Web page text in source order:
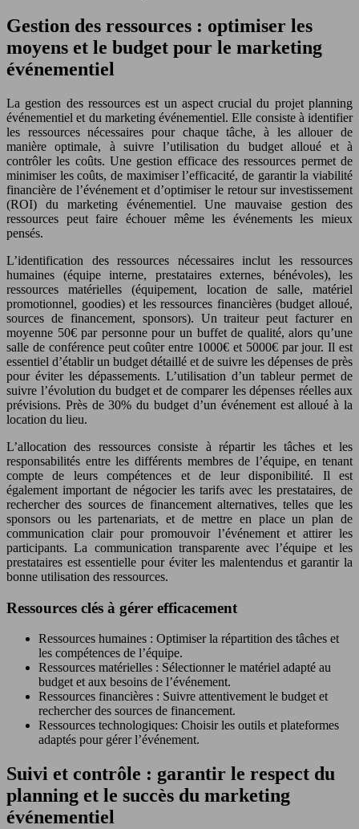
Gestion des ressources : optimiser les
moyens et le budget pour le marketing
événementiel
La gestion des ressources est un aspect crucial du projet planning
événementiel et du marketing événementiel. Elle consiste à identifier
les ressources nécessaires pour chaque tâche, à les allouer de
manière optimale, à suivre l’utilisation du budget alloué et à
contrôler les coûts. Une gestion efficace des ressources permet de
minimiser les coûts, de maximiser l’efficacité, de garantir la viabilité
financière de l’événement et d’optimiser le retour sur investissement
(ROI) du marketing événementiel. Une mauvaise gestion des
ressources peut faire échouer même les événements les mieux
pensés.
L’identification des ressources nécessaires inclut les ressources
humaines (équipe interne, prestataires externes, bénévoles), les
ressources matérielles (équipement, location de salle, matériel
promotionnel, goodies) et les ressources financières (budget alloué,
sources de financement, sponsors). Un traiteur peut facturer en
moyenne 50€ par personne pour un buffet de qualité, alors qu’une
salle de conférence peut coûter entre 1000€ et 5000€ par jour. Il est
essentiel d’établir un budget détaillé et de suivre les dépenses de près
pour éviter les dépassements. L’utilisation d’un tableur permet de
suivre l’évolution du budget et de comparer les dépenses réelles aux
prévisions. Près de 30% du budget d’un événement est alloué à la
location du lieu.
L’allocation des ressources consiste à répartir les tâches et les
responsabilités entre les différents membres de l’équipe, en tenant
compte de leurs compétences et de leur disponibilité. Il est
également important de négocier les tarifs avec les prestataires, de
rechercher des sources de financement alternatives, telles que les
sponsors ou les partenariats, et de mettre en place un plan de
communication clair pour promouvoir l’événement et attirer les
participants. La communication transparente avec l’équipe et les
prestataires est essentielle pour éviter les malentendus et garantir la
bonne utilisation des ressources.
Ressources clés à gérer efficacement
Ressources humaines : Optimiser la répartition des tâches et
les compétences de l’équipe.
Ressources matérielles : Sélectionner le matériel adapté au
budget et aux besoins de l’événement.
Ressources financières : Suivre attentivement le budget et
rechercher des sources de financement.
Ressources technologiques: Choisir les outils et plateformes
adaptés pour gérer l’événement.
Suivi et contrôle : garantir le respect du
planning et le succès du marketing
événementiel